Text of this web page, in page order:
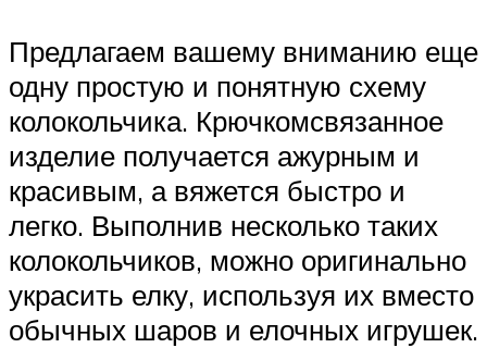
Предлагаем вашему вниманию еще
одну простую и понятную схему
колокольчика. Крючкомсвязанное
изделие получается ажурным и
красивым, а вяжется быстро и
легко. Выполнив несколько таких
колокольчиков, можно оригинально
украсить елку, используя их вместо
обычных шаров и елочных игрушек.